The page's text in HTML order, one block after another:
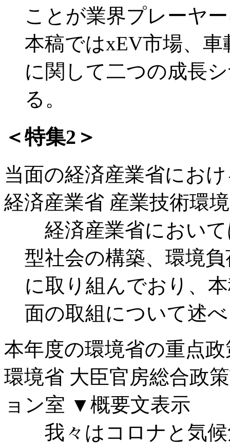
ことが業界プレーヤ
本稿ではxEV市場、
に関して二つの成長
る。
＜特集2＞
当面の経済産業省にお
経済産業省 産業技術環
経済産業省において
型社会の構築、環境
に取り組んでおり、
面の取組について述
本年度の環境省の重点
環境省 大臣官房総合政
ョン室 ▼概要文表示
我々はコロナと気